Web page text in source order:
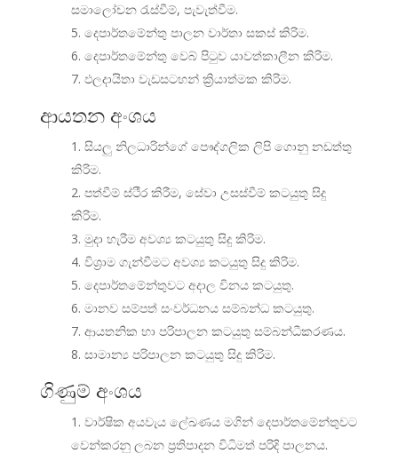
සමාලෝචන රැස්වීම්, පැවැත්වීම.
දෙපාර්තමේන්තු පාලන වාර්තා සකස් කිරිම.
දෙපාර්තමේන්තු වෙබ් පිටුව යාවත්කාලීන කිරිම.
ඵලදායිතා වැඩසටහන් ක්‍රියාත්මක කිරිම.
ආයතන අංශය
සියලු නිලධාරින්ගේ පෞද්ගලික ලිපි ගොනු නඩත්තු
කිරිම.
පත්වීම් ස්ථීර කිරීම, සේවා උසස්වීම් කටයුතු සිදු
කිරිම.
මුදා හැරීම අවශ්‍ය කටයුතු සිදු කිරිම.
විශ්‍රාම ගැන්වීමට අවශ්‍ය කටයුතු සිදු කිරිම.
දෙපාර්තමේන්තුවට අදාල විනය කටයුතු.
මානව සම්පත් සංවර්ධනය සම්බන්ධ කටයුතු.
ආයතනික හා පරිපාලන කටයුතු සම්බන්ධීකරණය.
සාමාන්‍ය පරිපාලන කටයුතු සිදු කිරිම.
ගිණුම් අංශය
වාර්ෂික අයවැය ලේඛණය මගින් දෙපාර්තමේන්තුවට
වෙන්කරනු ලබන ප්‍රතිපාදන විධිමත් පරිදි පාලනය.